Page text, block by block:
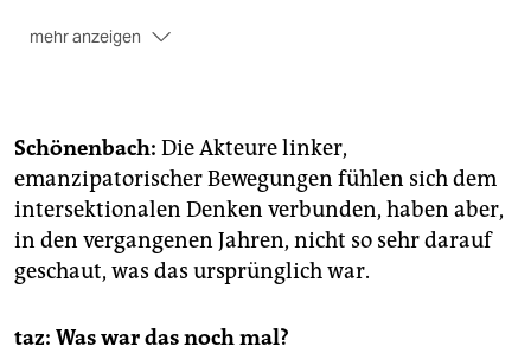
mehr anzeigen
Schönenbach: Die Akteure linker,
emanzipatorischer Bewegungen fühlen sich dem
intersektionalen Denken verbunden, haben aber,
in den vergangenen Jahren, nicht so sehr darauf
geschaut, was das ursprünglich war.
taz: Was war das noch mal?